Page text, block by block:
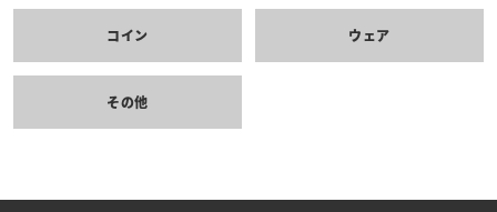
コイン ウェア
その他